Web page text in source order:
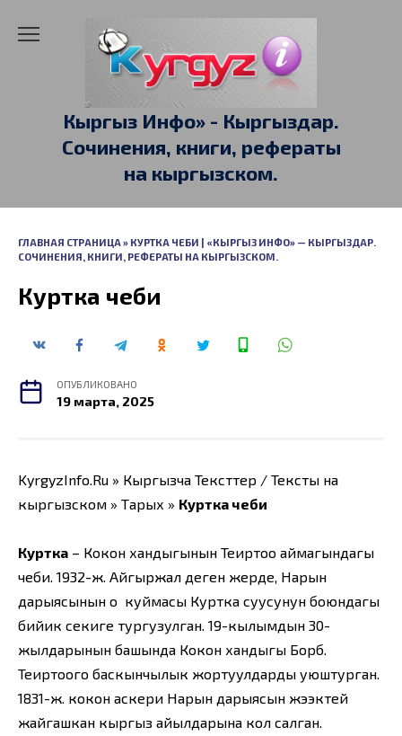
Кыргыз Инфо» - Кыргыздар.
Сочинения, книги, рефераты
на кыргызском.
ГЛАВНАЯ СТРАНИЦА» КУРТКА ЧЕБИ | «КЫРГЫЗ ИНФО» — КЫРГЫЗДАР.
СОЧИНЕНИЯ, КНИГИ, РЕФЕРАТЫ НА КЫРГЫЗСКОМ.
Куртка чеби
ОПУБЛИКОВАНО
19 марта, 2025
KyrgyzInfo.Ru » Кыргызча Тексттер / Тексты на
кыргызском » Тарых » Куртка чеби
Куртка – Кокон хандыгынын Теңиртоо аймагындагы
чеби. 1932-ж. Айгыржал деген жерде, Нарын
дарыясынын оң куймасы Куртка суусунун боюндагы
бийик секиге тургузулган. 19-кылымдын 30-
жылдарынын башында Кокон хандыгы Борб.
Теңиртоого баскынчылык жортуулдарды уюштурган.
1831-ж. кокон аскери Нарын дарыясын жээктей
жайгашкан кыргыз айылдарына кол салган.